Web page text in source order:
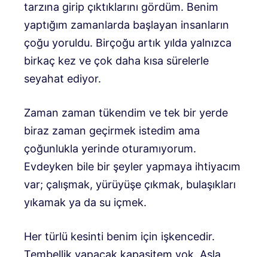
tarzına girip çıktıklarını gördüm. Benim
yaptığım zamanlarda başlayan insanların
çoğu yoruldu. Birçoğu artık yılda yalnızca
birkaç kez ve çok daha kısa sürelerle
seyahat ediyor.
Zaman zaman tükendim ve tek bir yerde
biraz zaman geçirmek istedim ama
çoğunlukla yerinde oturamıyorum.
Evdeyken bile bir şeyler yapmaya ihtiyacım
var; çalışmak, yürüyüşe çıkmak, bulaşıkları
yıkamak ya da su içmek.
Her türlü kesinti benim için işkencedir.